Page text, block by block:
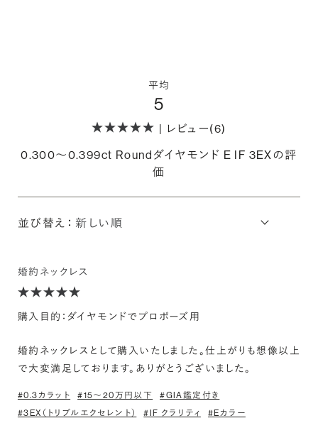
平均
5
| レビュー(6)
0.300〜0.399ct Roundダイヤモンド E IF 3EXの評
価
並び替え：
婚約ネックレス
購入目的：ダイヤモンドでプロポーズ用
婚約ネックレスとして購入いたしました。仕上がりも想像以上
で大変満足しております。ありがとうございました。
#0.3カラット #15〜20万円以下
#GIA鑑定付き
#3EX（トリプルエクセレント）
#IF クラリティ #Eカラー